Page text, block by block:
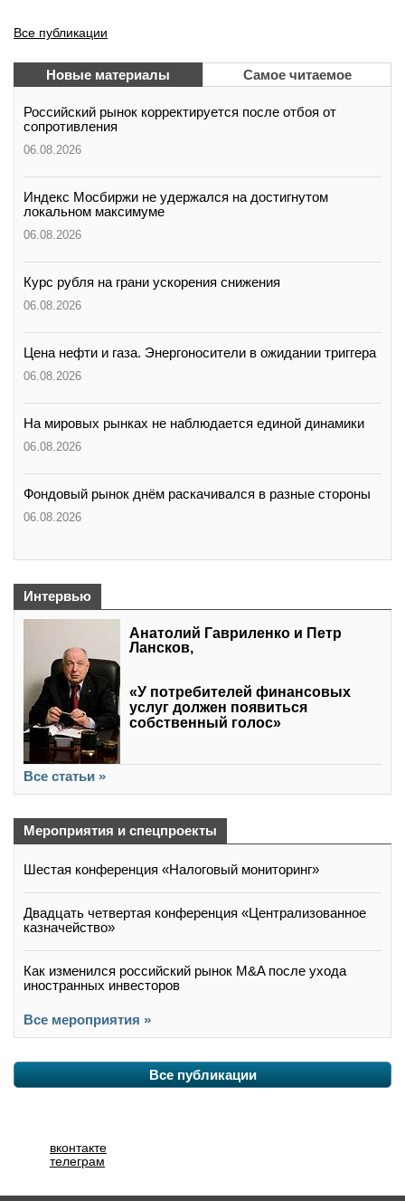
Все публикации
Новые материалы Самое читаемое
Российский рынок корректируется после отбоя от
сопротивления
06.08.2026
Индекс Мосбиржи не удержался на достигнутом
локальном максимуме
06.08.2026
Курс рубля на грани ускорения снижения
06.08.2026
Цена нефти и газа. Энергоносители в ожидании триггера
06.08.2026
На мировых рынках не наблюдается единой динамики
06.08.2026
Фондовый рынок днём раскачивался в разные стороны
06.08.2026
Интервью
Анатолий Гавриленко и Петр
Лансков,
«У потребителей финансовых
услуг должен появиться
собственный голос»
Все статьи »
Мероприятия и спецпроекты
Шестая конференция «Налоговый мониторинг»
Двадцать четвертая конференция «Централизованное
казначейство»
Как изменился российский рынок M&A после ухода
иностранных инвесторов
Все мероприятия »
Все публикации
вконтакте
телеграм